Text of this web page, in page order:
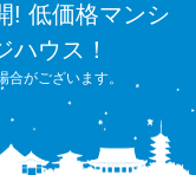
! 低価格マンシ
ハウス！
がございます。